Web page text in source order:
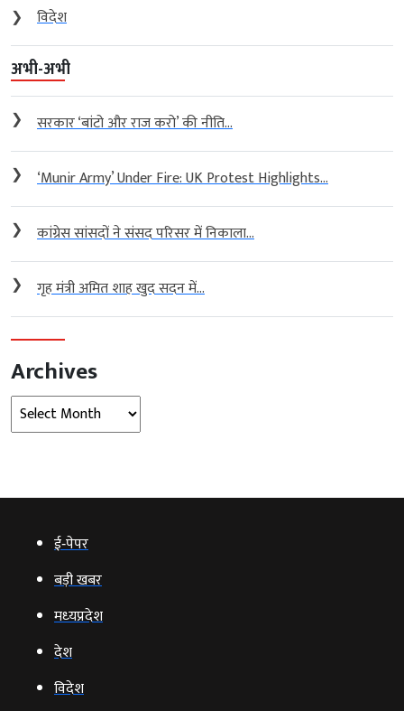
❯
विदेश
अभी-अभी
❯ सरकार ‘बांटो और राज करो’ की नीति...
❯ ‘Munir Army’ Under Fire: UK Protest Highlights...
❯ कांग्रेस सांसदों ने संसद परिसर में निकाला...
❯ गृह मंत्री अमित शाह खुद सदन में...
Archives
Archives
ई‑पेपर
बड़ी खबर
मध्‍यप्रदेश
देश
विदेश